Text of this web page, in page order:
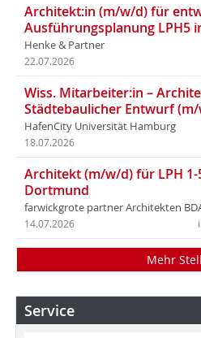
Architekt:in (m/w/d) für
Ausführungsplanung LPH5
Henke & Partner
22.07.2026
Wiss. Mitarbeiter:in –
Städtebaulicher Entwurf
HafenCity Universität Hamburg
18.07.2026
Architekt (m/w/d) für LPH
Dortmund
farwickgrote partner Architekten
14.07.2026
Mehr
Service